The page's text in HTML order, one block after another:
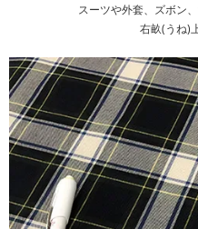
スーツや外套、ズボン
右畝(うね)